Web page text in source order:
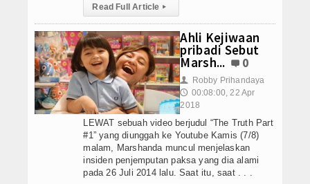
Kuliner
Dalam Negeri
Luar Negeri
Crutchlow Finis di Posisi 19 MotoGP
Read Full Article ▸
Ahli Kejiwaan
pribadi Sebut
Marsh... 0
👤 Robby Prihandaya
🕔 00:08:00, 22 Apr
2018
LEWAT sebuah video berjudul “The Truth Part
#1” yang diunggah ke Youtube Kamis (7/8)
malam, Marshanda muncul menjelaskan
insiden penjemputan paksa yang dia alami
pada 26 Juli 2014 lalu. Saat itu, saat . . .